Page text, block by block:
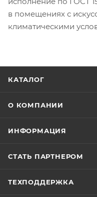
в помещениях с
климатическими
КАТАЛОГ
О КОМПАНИИ
ИНФОРМАЦИЯ
СТАТЬ ПАРТНЕРОМ
ТЕХПОДДЕРЖКА